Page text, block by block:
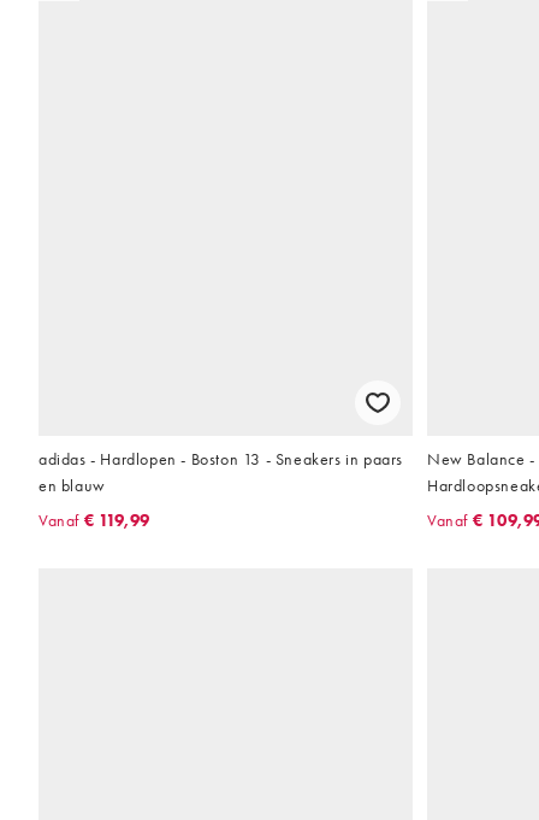
adidas - Hardlopen - Boston 13 - Sneakers in paars
en blauw
Vanaf € 119,99
New Balance
Vanaf €